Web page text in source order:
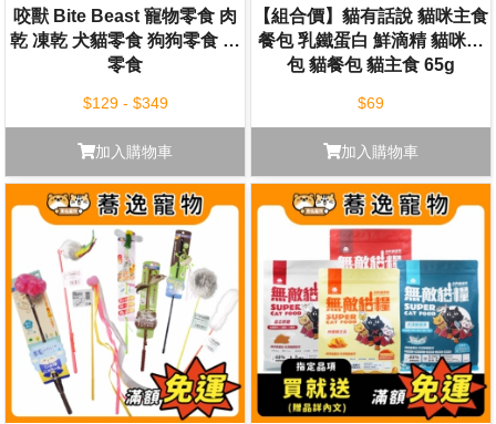
咬獸 Bite Beast 寵物零食 肉
乾 凍乾 犬貓零食 狗狗零食 貓
零食
$129 - $349
加入購物車
【組合價】貓有話說 貓咪主食
餐包 乳鐵蛋白 鮮滴精 貓咪餐
包 貓餐包 貓主食 65g
$69
加入購物車
MjaMjam迷幻喵 德國 貓咪主
食餐包 鮮肉主食餐包
125g/300g
$85 - $129